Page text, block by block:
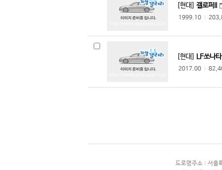
명성정공
수성특장
동해기계항공
카셈
[현대] 갤로퍼II
1999.10 l
[현대] LF쏘나
2017.00 l
도로명주소 : 서울